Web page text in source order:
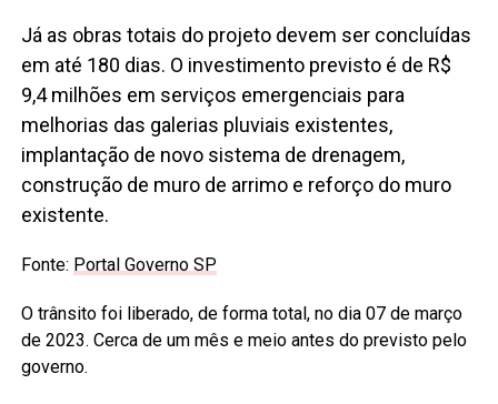
Já as obras totais do projeto devem ser concluídas
em até 180 dias. O investimento previsto é de R$
9,4 milhões em serviços emergenciais para
melhorias das galerias pluviais existentes,
implantação de novo sistema de drenagem,
construção de muro de arrimo e reforço do muro
existente.
Fonte: Portal Governo SP
O trânsito foi liberado, de forma total, no dia 07 de março
de 2023. Cerca de um mês e meio antes do previsto pelo
governo.